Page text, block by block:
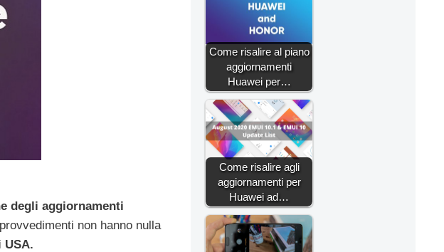
degli aggiornamenti
non hanno nulla
USA.
Come risalire al piano
aggiornamenti
Huawei per…
Come risalire agli
aggiornamenti per
Huawei ad…